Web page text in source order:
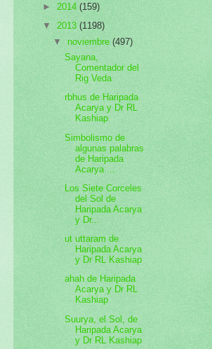
► 2014 (159)
▼ 2013 (1198)
▼noviembre(497)
Sayana,
Comentador del
Rig Veda
rbhus de Haripada
Acarya y Dr RL
Kashiap
Simbolismo de
algunas palabras
de Haripada
Acarya ...
Los Siete Corceles
del Sol de
Haripada Acarya
y Dr...
ut uttaram de
Haripada Acarya
y Dr RL Kashiap
ahah de Haripada
Acarya y Dr RL
Kashiap
Suurya, el Sol, de
Haripada Acarya
y Dr RL Kashiap